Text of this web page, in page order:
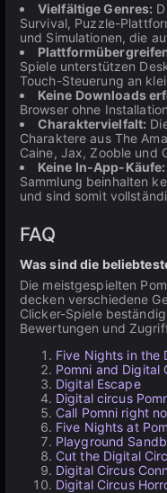
Vielfältige Genres:
Survival, Puzzle-
und Simulationen, die
Spiele unterstützen
Touch-Steuerung an
Keine Downloads
Browser ohne
Charaktervielfalt:
Charaktere aus The
Caine, Jax, Zooble und
Keine In-App-Käufe:
Sammlung beinhalten
und sind somit
FAQ
Was sind die
Die meistgespielten
decken verschiedene
Clicker-Spiele
Bewertungen und
Five Nights in the
Pomni and Digital
Digital Escape
Digital circus
Call Pomni right
Five Nights at
Playground
Cut the Digital
Digital Circus
Digital Circus